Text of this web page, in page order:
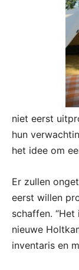
niet eerst
hun
het idee om
Er zullen
eerst willen
schaffen.
nieuwe
inventaris en